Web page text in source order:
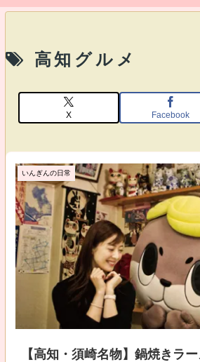
高知グルメ
X Facebook
いんぎんの日常
【高知・須崎名物】鍋焼きラ